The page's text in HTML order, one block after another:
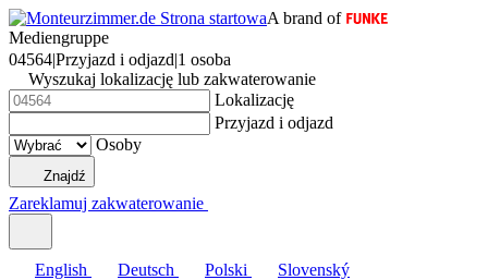
A brand of
Mediengruppe
04564|Przyjazd i odjazd|1 osoba
Wyszukaj lokalizację lub zakwaterowanie
Lokalizację
Przyjazd i odjazd
Osoby
Znajdź
Zareklamuj zakwaterowanie
English Deutsch Polski Slovenský